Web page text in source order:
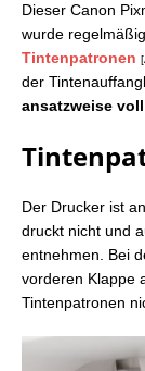
Dieser Canon
wurde
Tintenpatronen
der
ansatzweise voll
Der Drucker ist
druckt nicht und
entnehmen. Bei
vorderen Klappe
Tintenpatronen